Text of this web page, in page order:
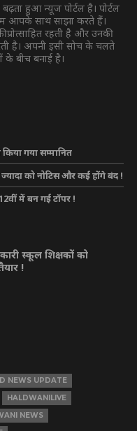
हुआ न्यूज पोर्टल है। पोर्टल
आपके साथ साझा करते हैं।
रहती है और उनकी
है। अपनी इसी सोच के चलते
बीच बनाई है।
गया सम्मानित
को नोटिस और कई होंगे बंद !
में बन गई टॉपर !
स्कूल शिक्षकों को
!
NEWS UPDATE
HALDWANILIVE
NEWS